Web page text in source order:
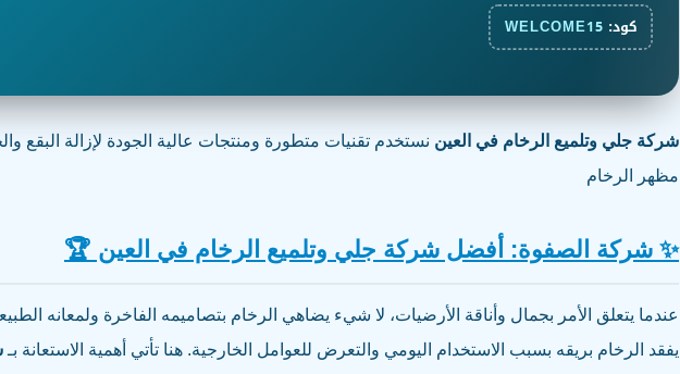
كود: WELCOME15
شركة جلي وتلميع الرخام في العين نستخدم تقنيات متطورة ومنتجات عالية الجودة لإزالة
مظهر الرخام
✨ شركة الصفوة: أفضل شركة جلي وتلميع الرخام في العين 🏆
عندما يتعلق الأمر بجمال وأناقة الأرضيات، لا شيء يضاهي الرخام بتصاميمه الفاخرة ولمعانه
يفقد الرخام بريقه بسبب الاستخدام اليومي والتعرض للعوامل الخارجية. هنا تأتي أهمية الاستعانة بـ